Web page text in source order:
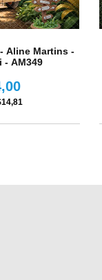
Aline Martins -
- AM349